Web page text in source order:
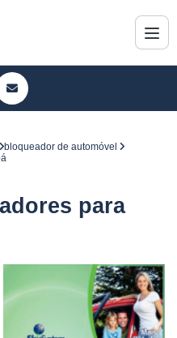
bloqueador de automóvel
para